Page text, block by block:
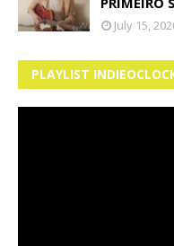
July 15,
PLAYLIST